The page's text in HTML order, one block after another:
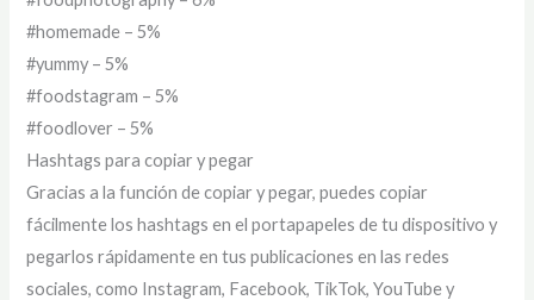
#homemade – 5%
#yummy – 5%
#foodstagram – 5%
#foodlover – 5%
Hashtags para copiar y pegar
Gracias a la función de copiar y pegar, puedes copiar
fácilmente los hashtags en el portapapeles de tu dispositivo y
pegarlos rápidamente en tus publicaciones en las redes
sociales, como Instagram, Facebook, TikTok, YouTube y